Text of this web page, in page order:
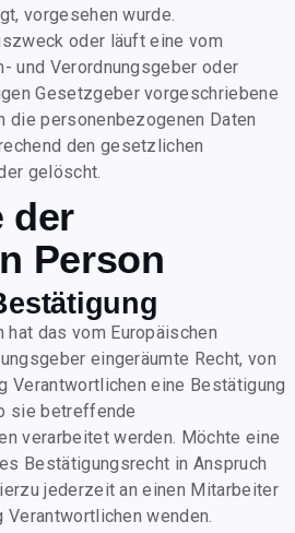
vorgesehen wurde.
oder läuft eine vom
und Verordnungsgeber oder
Gesetzgeber vorgeschriebene
die personenbezogenen Daten
den gesetzlichen
gelöscht.
der
Person
das vom Europäischen
eingeräumte Recht, von
Verantwortlichen eine Bestätigung
sie betreffende
verarbeitet werden. Möchte eine
Bestätigungsrecht in Anspruch
jederzeit an einen Mitarbeiter
wenden.